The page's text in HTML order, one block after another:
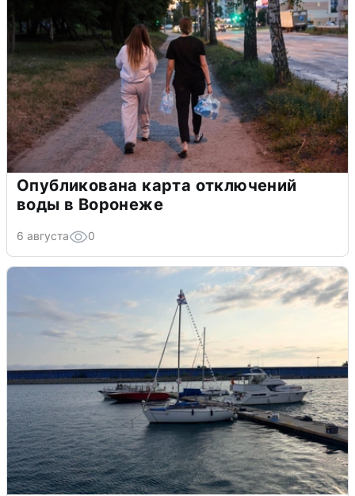
Опубликована карта отключений
воды в Воронеже
6 августа 0